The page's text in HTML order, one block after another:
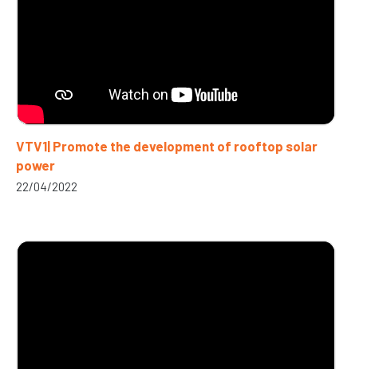
VTV1| Promote the development of rooftop solar
power
22/04/2022